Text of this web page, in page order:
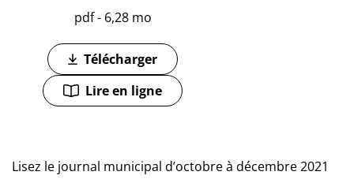
pdf - 6,28 mo
Télécharger
(ouverture dans un nouvel onglet)
Lire en ligne
Lisez le journal municipal d’octobre à décembre 2021